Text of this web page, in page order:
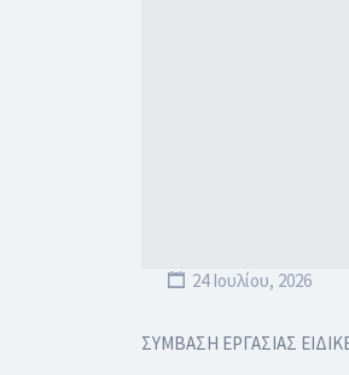
24 Ιουλίου, 2026
ΣΥΜΒΑΣΗ ΕΡΓΑΣΙΑΣ